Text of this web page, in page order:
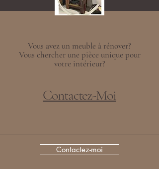
Vous avez un meuble à rénover?
Vous chercher une pièce unique pour
votre intérieur?
Contactez-Moi
Contactez-moi